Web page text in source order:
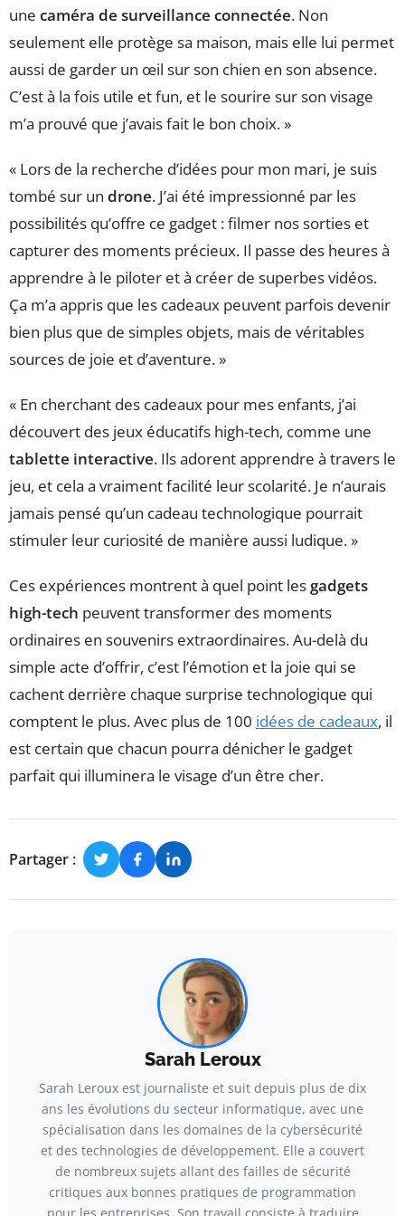
une caméra de surveillance connectée. Non
seulement elle protège sa maison, mais elle lui permet
aussi de garder un œil sur son chien en son absence.
C’est à la fois utile et fun, et le sourire sur son visage
m’a prouvé que j’avais fait le bon choix. »
« Lors de la recherche d’idées pour mon mari, je suis
tombé sur un drone. J’ai été impressionné par les
possibilités qu’offre ce gadget : filmer nos sorties et
capturer des moments précieux. Il passe des heures à
apprendre à le piloter et à créer de superbes vidéos.
Ça m’a appris que les cadeaux peuvent parfois devenir
bien plus que de simples objets, mais de véritables
sources de joie et d’aventure. »
« En cherchant des cadeaux pour mes enfants, j’ai
découvert des jeux éducatifs high-tech, comme une
tablette interactive. Ils adorent apprendre à travers le
jeu, et cela a vraiment facilité leur scolarité. Je n’aurais
jamais pensé qu’un cadeau technologique pourrait
stimuler leur curiosité de manière aussi ludique. »
Ces expériences montrent à quel point les gadgets
high-tech peuvent transformer des moments
ordinaires en souvenirs extraordinaires. Au-delà du
simple acte d’offrir, c’est l’émotion et la joie qui se
cachent derrière chaque surprise technologique qui
comptent le plus. Avec plus de 100 idées de cadeaux, il
est certain que chacun pourra dénicher le gadget
parfait qui illuminera le visage d’un être cher.
Partager :
Sarah Leroux
Sarah Leroux est journaliste et suit depuis plus de dix
ans les évolutions du secteur informatique, avec une
spécialisation dans les domaines de la cybersécurité
et des technologies de développement. Elle a couvert
de nombreux sujets allant des failles de sécurité
critiques aux bonnes pratiques de programmation